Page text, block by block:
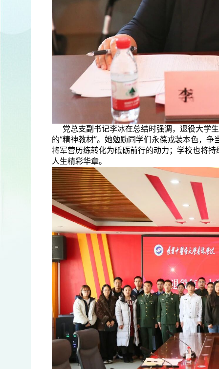
党总支副书记李冰在总结时强调，退役大学
的“精神教材”。她勉励同学们永葆戎装本色，
将军营历练转化为砥砺前行的动力；学校也将
人生精彩华章。